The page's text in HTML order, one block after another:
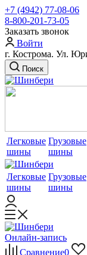
+7 (4942) 77-08-06
8-800-201-73-05
Заказать звонок
Войти
г. Кострома. Ул.
Поиск
Легковые
шины
Грузовые
шины
Легковые
шины
Грузовые
шины
Онлайн-запись
Сравнение0